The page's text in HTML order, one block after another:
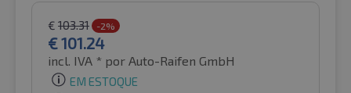
€ 103.31 -2%
€101.24
incl. IVA * por Auto-Raifen GmbH
EM ESTOQUE